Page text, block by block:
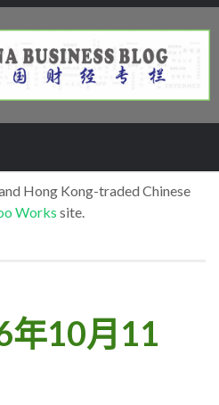
Hong Kong-traded Chinese
Works site.
年10月11